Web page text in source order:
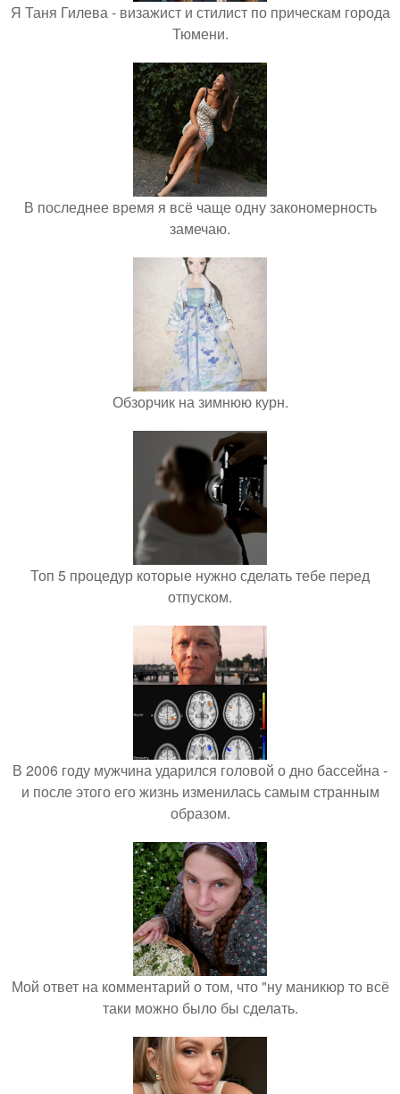
Я Таня Гилева - визажист и стилист по прическам города
Тюмени.
В последнее время я всё чаще одну закономерность
замечаю.
Обзорчик на зимнюю курн.
Топ 5 процедур которые нужно сделать тебе перед
отпуском.
В 2006 году мужчина ударился головой о дно бассейна -
и после этого его жизнь изменилась самым странным
образом.
Мой ответ на комментарий о том, что "ну маникюр то всё
таки можно было бы сделать.